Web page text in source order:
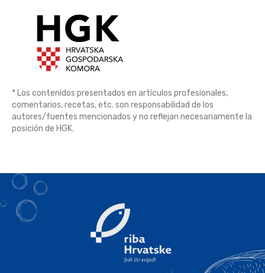
* Los contenidos presentados en artículos profesionales,
comentarios, recetas, etc. son responsabilidad de los
autores/fuentes mencionados y no reflejan necesariamente la
posición de HGK.